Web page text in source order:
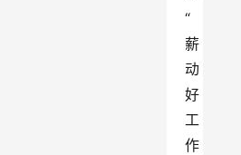
“
薪
动
好
工
作